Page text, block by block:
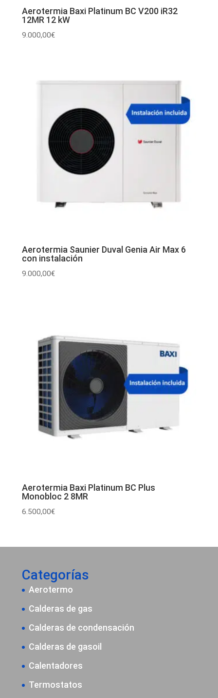
Aerotermia Baxi Platinum BC V200 iR32
12MR 12 kW
9.000,00€
Aerotermia Saunier Duval Genia Air Max 6
con instalación
9.000,00€
Aerotermia Baxi Platinum BC Plus
Monobloc 2 8MR
6.500,00€
Categorías
Aerotermo
Calderas de gas
Calderas de condensación
Calderas de gasoil
Calentadores
Termostatos